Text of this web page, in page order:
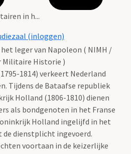
in h...
(inloggen)
leger van Napoleon ( NIMH /
Militaire Historie )
1814) verkeert Nederland
Tijdens de Bataafse republiek
Holland (1806-1810) dienen
als bondgenoten in het Franse
Holland ingelijfd in het
de dienstplicht ingevoerd.
voortaan in de keizerlijke